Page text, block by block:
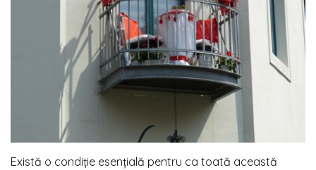
Există o condiție esențială pentru ca toată această